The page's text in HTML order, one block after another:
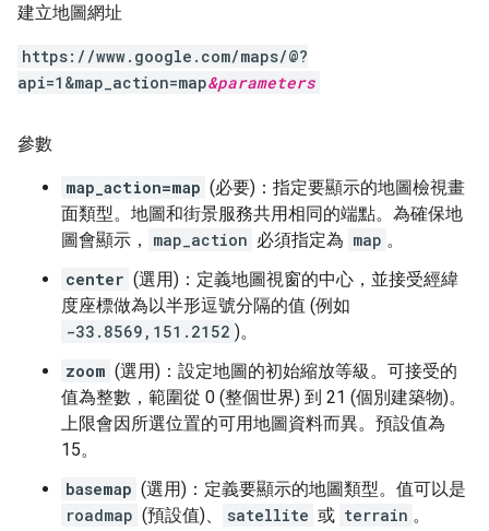
建立地圖網址
https://www.google.com/maps/@?
api=1&map_action=map&parameters
參數
map_action=map (必要)：指定要顯示的地圖檢視畫
面類型。地圖和街景服務共用相同的端點。為確保地
圖會顯示，
map_action 必須指定為 map 。
center (選用)：定義地圖視窗的中心，並接受經緯
度座標做為以半形逗號分隔的值 (例如
-33.8569,151.2152 )。
zoom (選用)：設定地圖的初始縮放等級。可接受的
值為整數，範圍從 0 (整個世界) 到 21 (個別建築物)。
上限會因所選位置的可用地圖資料而異。預設值為
15。
basemap (選用)：定義要顯示的地圖類型。值可以是
roadmap (預設值)、 satellite 或 terrain 。